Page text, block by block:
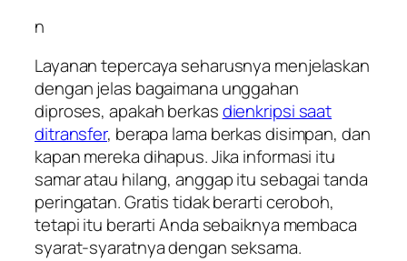
n
Layanan tepercaya seharusnya menjelaskan
dengan jelas bagaimana unggahan
diproses, apakah berkasdienkripsi saat
ditransfer, berapa lama berkas disimpan, dan
kapan mereka dihapus. Jika informasi itu
samar atau hilang, anggap itu sebagai tanda
peringatan. Gratis tidak berarti ceroboh,
tetapi itu berarti Anda sebaiknya membaca
syarat-syaratnya dengan seksama.